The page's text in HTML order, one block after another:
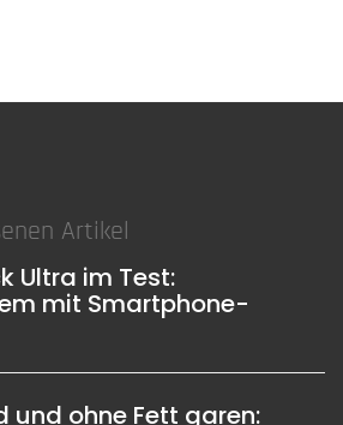
Artikel
Ultra im Test:
mit Smartphone-
und ohne Fett garen: